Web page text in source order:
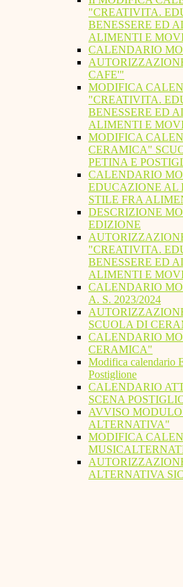
"CREATIVITA.
BENESSERE ED
ALIMENTI E
CALENDARIO
CAFE'"
MODIFICA
"CREATIVITA.
BENESSERE ED
ALIMENTI E
MODIFICA
CERAMICA"
PETINA E
CALENDARIO
EDUCAZIONE AL
STILE FRA
DESCRIZIONE
EDIZIONE
"CREATIVITA.
BENESSERE ED
ALIMENTI E
CALENDARIO
A. S. 2023/2024
SCUOLA DI
CALENDARIO
CERAMICA"
Modifica
Postiglione
CALENDARIO
SCENA
AVVISO
ALTERNATIVA"
MODIFICA
ALTERNATIVA